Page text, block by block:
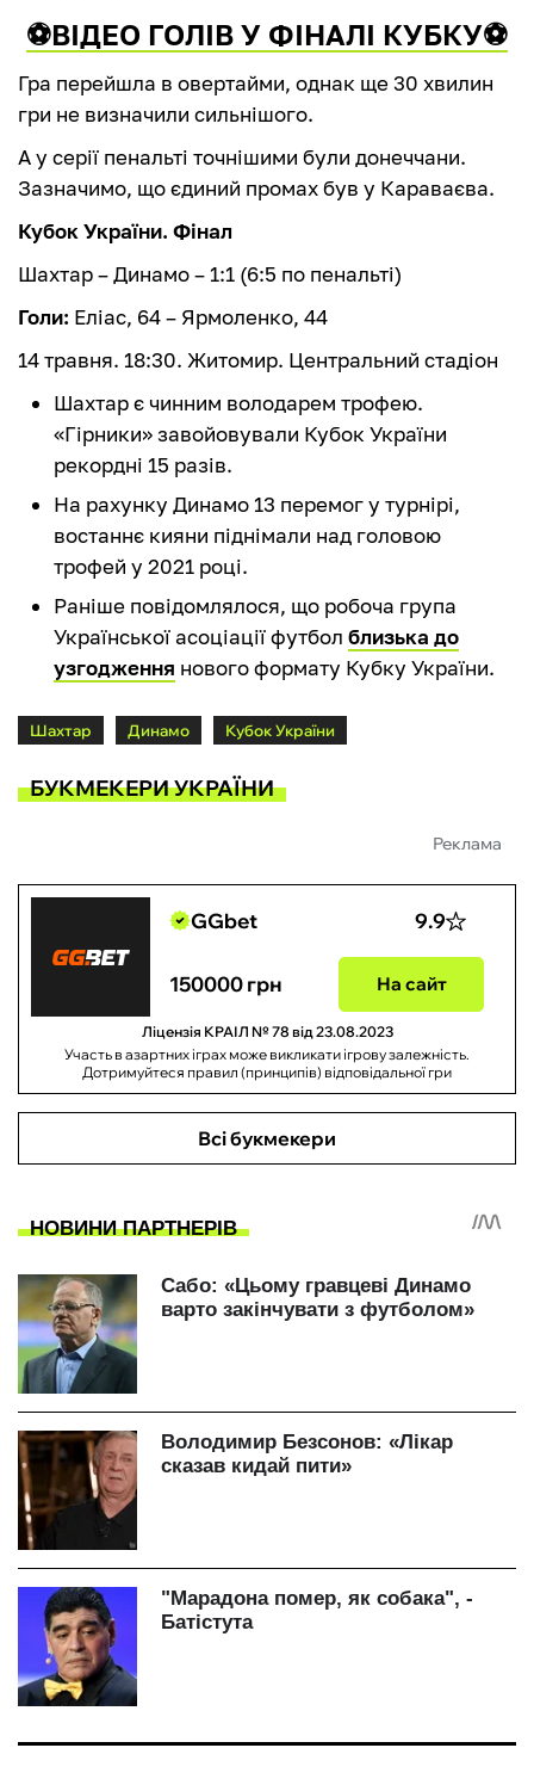
⚽️ВІДЕО ГОЛІВ У ФІНАЛІ КУБКУ⚽️
Гра перейшла в овертайми, однак ще 30 хвилин
гри не визначили сильнішого.
А у серії пенальті точнішими були донеччани.
Зазначимо, що єдиний промах був у Караваєва.
Кубок України. Фінал
Шахтар – Динамо – 1:1 (6:5 по пенальті)
Голи: Еліас, 64 – Ярмоленко, 44
14 травня. 18:30. Житомир. Центральний стадіон
Шахтар є чинним володарем трофею.
«Гірники» завойовували Кубок України
рекордні 15 разів.
На рахунку Динамо 13 перемог у турнірі,
востаннє кияни піднімали над головою
трофей у 2021 році.
Раніше повідомлялося, що робоча група
Української асоціації футбол близька до
узгодження нового формату Кубку України.
Шахтар Динамо Кубок України
БУКМЕКЕРИ УКРАЇНИ
Реклама
GGbet 9.9
150000 грн На сайт
Ліцензія КРАІЛ № 78 від 23.08.2023
Участь в азартних іграх може викликати ігрову залежність.
Дотримуйтеся правил (принципів) відповідальної гри
Всі букмекери